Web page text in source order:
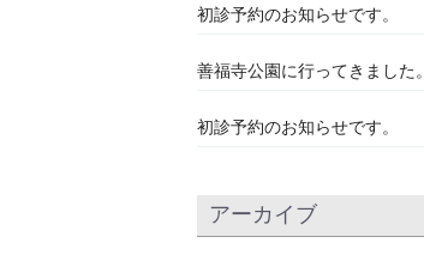
初診予約のお知らせです。
善福寺公園に行ってきました。
初診予約のお知らせです。
アーカイブ